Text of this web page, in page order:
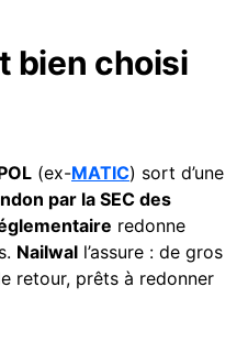
bien choisi
(ex-MATIC) sort d’une
par la SEC des
redonne
Nailwal l’assure : de gros
retour, prêts à redonner